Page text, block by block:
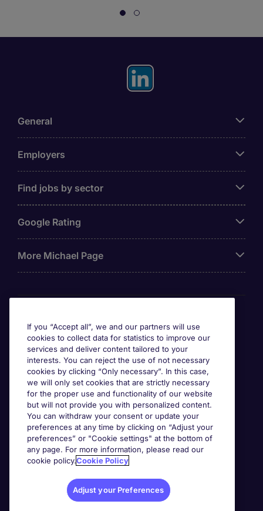
General
Employers
Find jobs by sector
Google Rating
More Michael Page
If you “Accept all”, we and our partners will use
cookies to collect data for statistics to improve our
services and deliver content tailored to your
interests. You can reject the use of not necessary
cookies by clicking “Only necessary”. In this case,
we will only set cookies that are strictly necessary
for the proper use and functionality of our website
but will not provide you with personalized content.
You can withdraw your consent or update your
preferences at any time by clicking on “Adjust your
preferences” or "Cookie settings" at the bottom of
any page. For more information, please read our
cookie policy.Cookie Policy
Adjust your Preferences